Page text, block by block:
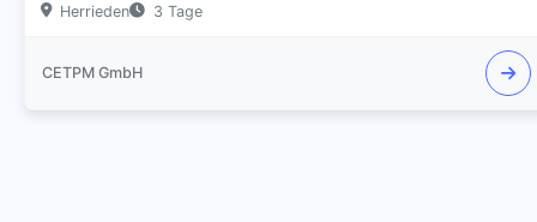
Herrieden 3 Tage
CETPM GmbH